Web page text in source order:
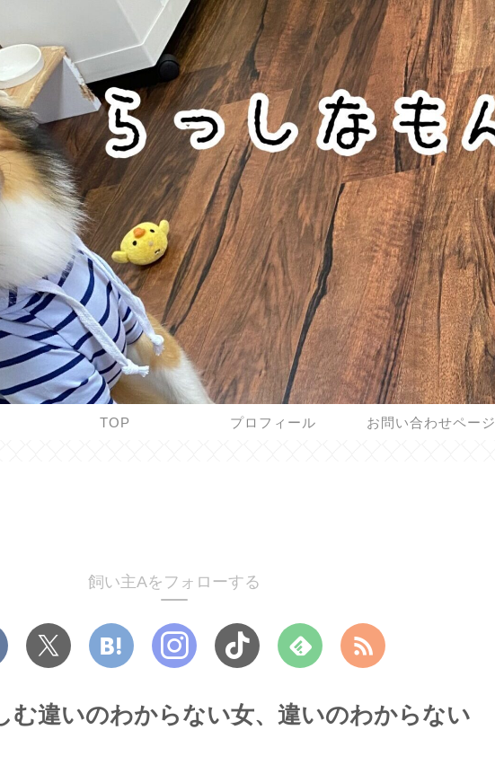
TOP プロフィール お問い合わせページ
飼い主Aをフォローする
む違いのわからない女、違いのわからない